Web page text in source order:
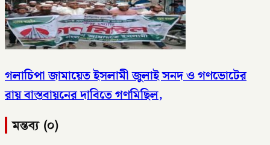
গলাচিপা জামায়েত ইসলামী জুলাই সনদ ও গণভোটের
রায় বাস্তবায়নের দাবিতে গণমিছিল,
মন্তব্য (০)